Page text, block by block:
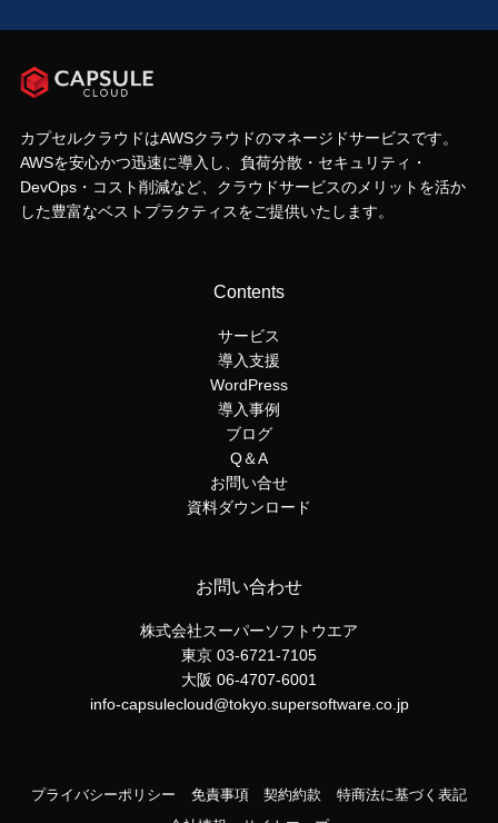
カプセルクラウドはAWSクラウドのマネージドサービスです。
AWSを安心かつ迅速に導入し、負荷分散・セキュリティ・
DevOps・コスト削減など、クラウドサービスのメリットを活か
した豊富なベストプラクティスをご提供いたします。
Contents
サービス
導入支援
WordPress
導入事例
ブログ
Q＆A
お問い合せ
資料ダウンロード
お問い合わせ
株式会社スーパーソフトウエア
東京 03-6721-7105
大阪 06-4707-6001
info-capsulecloud@tokyo.supersoftware.co.jp
プライバシーポリシー 免責事項 契約約款
特商法に基づく表記